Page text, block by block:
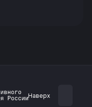
Наверх